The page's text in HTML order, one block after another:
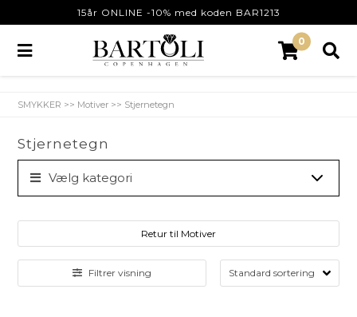
15år ONLINE -10% med koden BAR1213
0
SMYKKER >> Motiver >> Stjernetegn
Stjernetegn
Vælg kategori
Filtrer visning
Retur til Motiver